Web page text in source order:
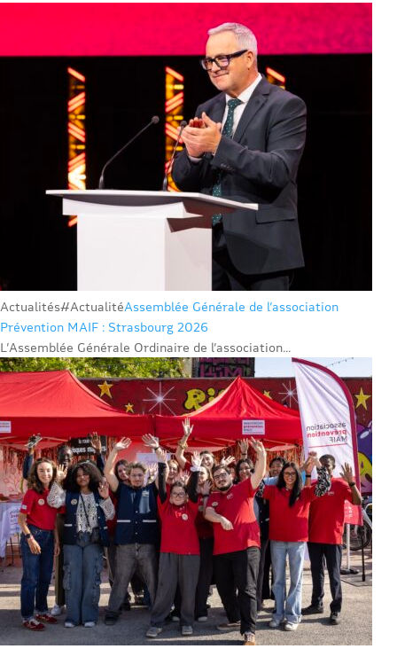
Actualités#ActualitéAssemblée Générale de l’association
Prévention MAIF : Strasbourg 2026
L’Assemblée Générale Ordinaire de l’association...